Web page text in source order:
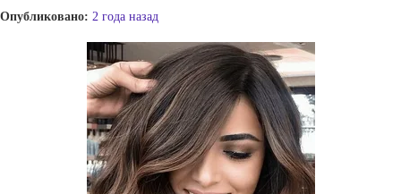
Опубликовано: 2 года назад